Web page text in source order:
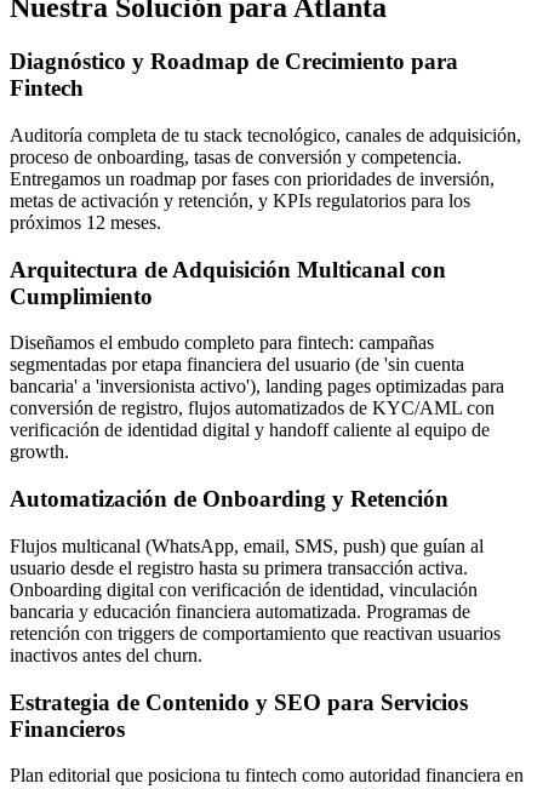
Nuestra Solución para Atlanta
Diagnóstico y Roadmap de Crecimiento para
Fintech
Auditoría completa de tu stack tecnológico, canales de adquisición,
proceso de onboarding, tasas de conversión y competencia.
Entregamos un roadmap por fases con prioridades de inversión,
metas de activación y retención, y KPIs regulatorios para los
próximos 12 meses.
Arquitectura de Adquisición Multicanal con
Cumplimiento
Diseñamos el embudo completo para fintech: campañas
segmentadas por etapa financiera del usuario (de 'sin cuenta
bancaria' a 'inversionista activo'), landing pages optimizadas para
conversión de registro, flujos automatizados de KYC/AML con
verificación de identidad digital y handoff caliente al equipo de
growth.
Automatización de Onboarding y Retención
Flujos multicanal (WhatsApp, email, SMS, push) que guían al
usuario desde el registro hasta su primera transacción activa.
Onboarding digital con verificación de identidad, vinculación
bancaria y educación financiera automatizada. Programas de
retención con triggers de comportamiento que reactivan usuarios
inactivos antes del churn.
Estrategia de Contenido y SEO para Servicios
Financieros
Plan editorial que posiciona tu fintech como autoridad financiera en